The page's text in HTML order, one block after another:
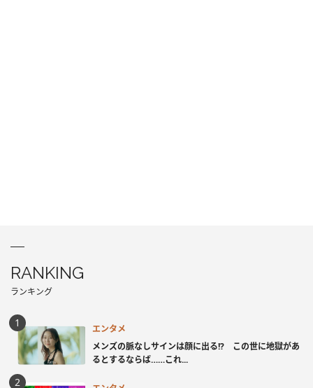
RANKING
ランキング
エンタメ
メンズの脈なしサインは顔に出る!? この世に地獄があ
るとするならば……これ...